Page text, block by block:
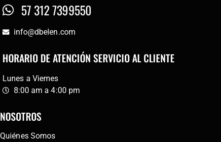
57 312 7399550
info@dbelen.com
HORARIO DE ATENCIÓN SERVICIO AL CLIENTE
Lunes a Viernes
8:00 am a 4:00 pm
NOSOTROS
Quiénes Somos